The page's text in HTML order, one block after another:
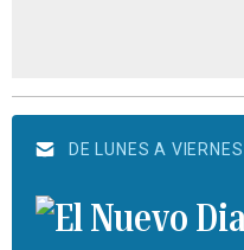
DE LUNES A VIERNES